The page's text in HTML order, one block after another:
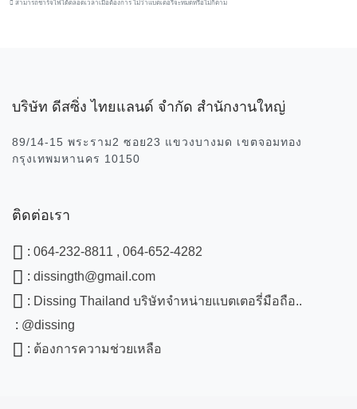
การรับประกันจะขึ้นอยู่กับเงื่อนไขของบริษัท
ข้อแนะนำการใช้งานผลิตภัณฑ์
ในการเปลี่ยนแบตเตอรี่ครั้งแรก ทางโรงงานได้กระตุ้นแบตเ
หลีกเลี่ยงการสัมผัสขั้วแบตเตอรี่ เพราะอาจทำให้เกิดการลัด
สามารถชาร์จไฟได้ตลอดเวลาเมื่อต้องการ ไม่ว่าแบตเตอรี่
บริษัท ดีสซิ่ง ไทยแลนด์ จำกัด สำนักงานใหญ่
89/14-15 พระราม2 ซอย23 แขวงบางมด เขตจอมทอง
กรุงเทพมหานคร 10150
ติดต่อเรา
: 064-232-8811 , 064-652-4282
: dissingth@gmail.com
: Dissing Thailand บริษัทจำหน่ายแบตเตอรี่มือถือ..
: @dissing
: ต้องการความช่วยเหลือ